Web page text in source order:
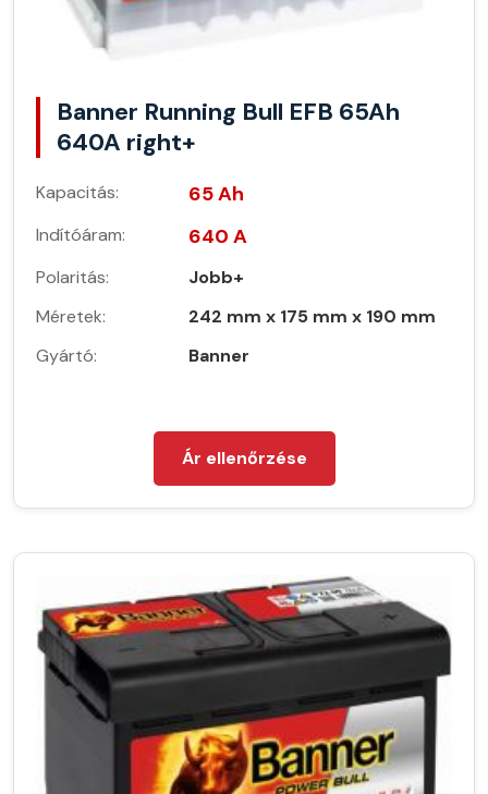
Banner Running Bull EFB 65Ah
640A right+
Kapacitás: 65 Ah
Indítóáram: 640 A
Polaritás:
Jobb+
Méretek:
242 mm x 175 mm x 190 mm
Gyártó:
Banner
Ár ellenőrzése